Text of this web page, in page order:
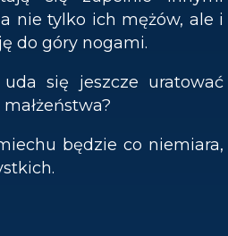
nie tylko ich mężów, ale i
do góry nogami.
się jeszcze uratować
będzie co niemiara,